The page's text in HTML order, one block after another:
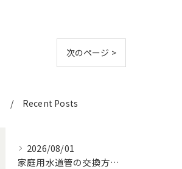
次のページ >
Recent Posts
2026/08/01
家庭用水道管の交換方法と水回りメンテナンスの費用・DIYポイント徹底解説